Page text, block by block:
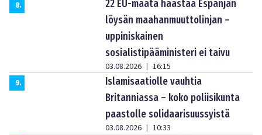
8.
22 EU-maata haastaa Espanjan
löysän maahanmuuttolinjan –
uppiniskainen
sosialistipääministeri ei taivu
03.08.2026 | 16:15
9.
Islamisaatiolle vauhtia
Britanniassa – koko poliisikunta
paastolle solidaarisuussyistä
03.08.2026 | 10:33